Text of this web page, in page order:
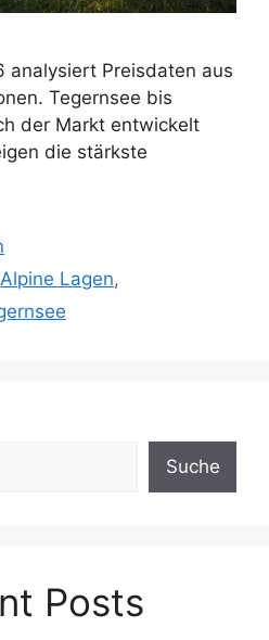
analysiert Preisdaten aus
Tegernsee bis
der Markt entwickelt
die stärkste
Alpine Lagen,
Suche
Posts